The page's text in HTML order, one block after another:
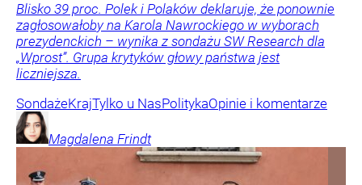
Blisko 39 proc. Polek i Polaków deklaruje, że ponownie
zagłosowałoby na Karola Nawrockiego w wyborach
prezydenckich – wynika z sondażu SW Research dla
„Wprost”. Grupa krytyków głowy państwa jest
liczniejsza.
SondażeKrajTylko u NasPolitykaOpinie i komentarze
Magdalena Frindt